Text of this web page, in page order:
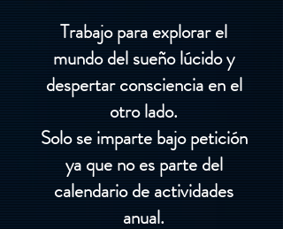
Trabajo para explorar el
mundo del sueño lúcido y
despertar consciencia en el
otro lado.
Solo se imparte bajo petición
ya que no es parte del
calendario de actividades
anual.